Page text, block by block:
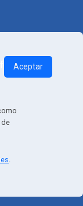
de
.
Aceptar